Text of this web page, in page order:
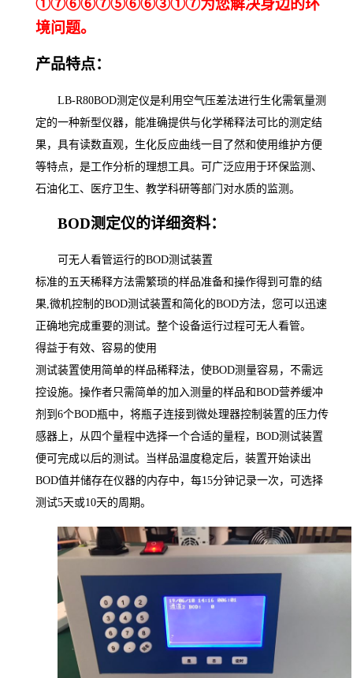
①⑦⑥⑥⑦⑤⑥⑥③①⑦为您解决身边的环
境问题。
产品特点：
LB-R80BOD测定仪是利用空气压差法进行生化需氧量测
定的一种新型仪器，能准确提供与化学稀释法可比的测定结
果，具有读数直观，生化反应曲线一目了然和使用维护方便
等特点，是工作分析的理想工具。可广泛应用于环保监测、
石油化工、医疗卫生、教学科研等部门对水质的监测。
BOD测定仪的详细资料：
可无人看管运行的BOD测试装置
标准的五天稀释方法需繁琐的样品准备和操作得到可靠的结
果 微机控制的BOD测试装置和简化的BOD方法，您可以迅速
正确地完成重要的测试。整个设备运行过程可无人看管。
得益于有效、容易的使用
测试装置使用简单的样品稀释法，使BOD测量容易，不需远
控设施。操作者只需简单的加入测量的样品和BOD营养缓冲
剂到 6个BOD瓶中，将瓶子连接到微处理器控制装置的压力传
感器上，从四个量程中选择一个合适的量程， BOD测试装置
便可完成以后的测试。当样品温度稳定后，装置开始读出
BOD值并储存在仪器的内存中，每15分钟记录一次，可选择
测试5天或10天的周期。